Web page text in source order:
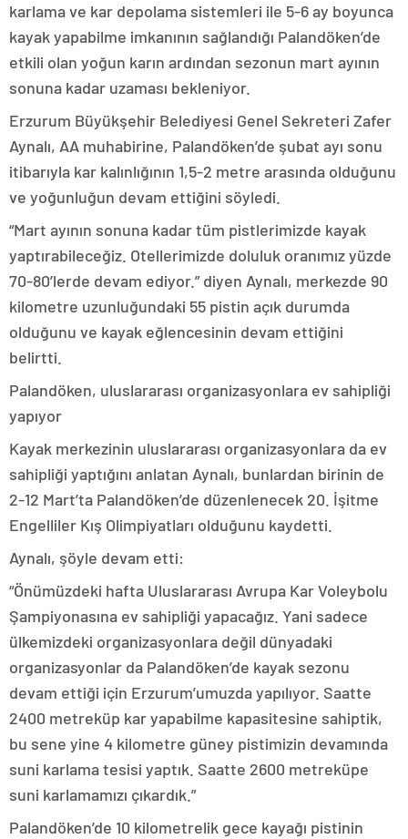
karlama ve kar depolama sistemleri ile 5-6 ay boyunca
kayak yapabilme imkanının sağlandığı Palandöken’de
etkili olan yoğun karın ardından sezonun mart ayının
sonuna kadar uzaması bekleniyor.
Erzurum Büyükşehir Belediyesi Genel Sekreteri Zafer
Aynalı, AA muhabirine, Palandöken’de şubat ayı sonu
itibarıyla kar kalınlığının 1,5-2 metre arasında olduğunu
ve yoğunluğun devam ettiğini söyledi.
“Mart ayının sonuna kadar tüm pistlerimizde kayak
yaptırabileceğiz. Otellerimizde doluluk oranımız yüzde
70-80’lerde devam ediyor.” diyen Aynalı, merkezde 90
kilometre uzunluğundaki 55 pistin açık durumda
olduğunu ve kayak eğlencesinin devam ettiğini
belirtti.
Palandöken, uluslararası organizasyonlara ev sahipliği
yapıyor
Kayak merkezinin uluslararası organizasyonlara da ev
sahipliği yaptığını anlatan Aynalı, bunlardan birinin de
2-12 Mart’ta Palandöken’de düzenlenecek 20. İşitme
Engelliler Kış Olimpiyatları olduğunu kaydetti.
Aynalı, şöyle devam etti:
“Önümüzdeki hafta Uluslararası Avrupa Kar Voleybolu
Şampiyonasına ev sahipliği yapacağız. Yani sadece
ülkemizdeki organizasyonlara değil dünyadaki
organizasyonlar da Palandöken’de kayak sezonu
devam ettiği için Erzurum’umuzda yapılıyor. Saatte
2400 metreküp kar yapabilme kapasitesine sahiptik,
bu sene yine 4 kilometre güney pistimizin devamında
suni karlama tesisi yaptık. Saatte 2600 metreküpe
suni karlamamızı çıkardık.”
Palandöken’de 10 kilometrelik gece kayağı pistinin